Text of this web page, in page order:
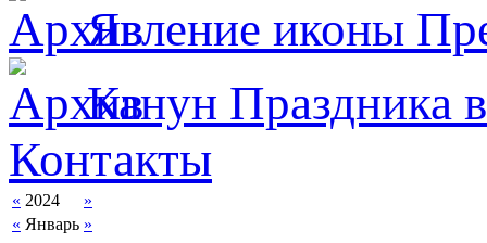
Явлeние иконы
Канун Праздника
Контакты
« 2024
»
« Январь »